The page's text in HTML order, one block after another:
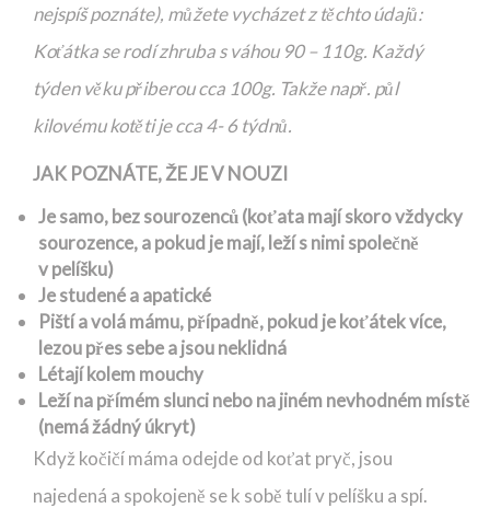
nejspíš poznáte), můžete vycházet z těchto údajů:
Koťátka se rodí zhruba s váhou 90 – 110g. Každý
týden věku přiberou cca 100g. Takže např. půl
kilovému kotěti je cca 4- 6 týdnů.
JAK POZNÁTE, ŽE JE V NOUZI
Je samo, bez sourozenců (koťata mají skoro vždycky
sourozence, a pokud je mají, leží s nimi společně
v pelíšku)
Je studené a apatické
Piští a volá mámu, případně, pokud je koťátek více,
lezou přes sebe a jsou neklidná
Létají kolem mouchy
Leží na přímém slunci nebo na jiném nevhodném místě
(nemá žádný úkryt)
Když kočičí máma odejde od koťat pryč, jsou
najedená a spokojeně se k sobě tulí v pelíšku a spí.